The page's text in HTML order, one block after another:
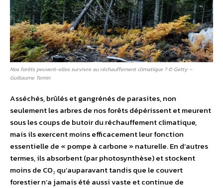
Nos forêts peuvent-elles survivre au réchauffement climatique ? © Getty –
Guillaume Temin
Asséchés, brûlés et gangrénés de parasites, non
seulement les arbres de nos forêts dépérissent et meurent
sous les coups de butoir du réchauffement climatique,
mais ils exercent moins efficacement leur fonction
essentielle de « pompe à carbone » naturelle. En d’autres
termes, ils absorbent (par photosynthèse) et stockent
moins de CO₂ qu’auparavant tandis que le couvert
forestier n’a jamais été aussi vaste et continue de